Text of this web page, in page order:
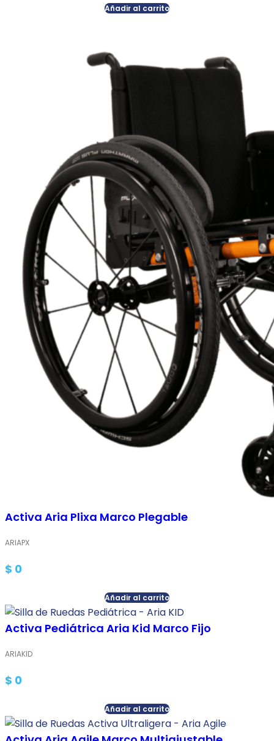
Añadir al carrito
Activa Aria Plixa Marco Plegable
ARIAPX
$ 0
Añadir al carrito
Activa Pediátrica Aria Kid Marco Fijo
ARIAKID
$ 0
Añadir al carrito